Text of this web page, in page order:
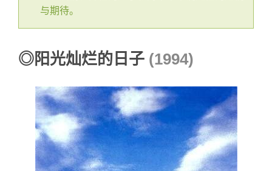
与期待。
◎阳光灿烂的日子 (1994)